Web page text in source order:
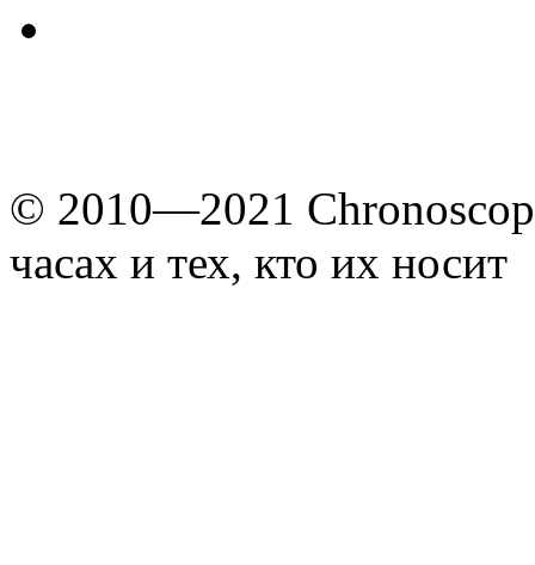
© 2010—2021
часах и тех, кто их носит